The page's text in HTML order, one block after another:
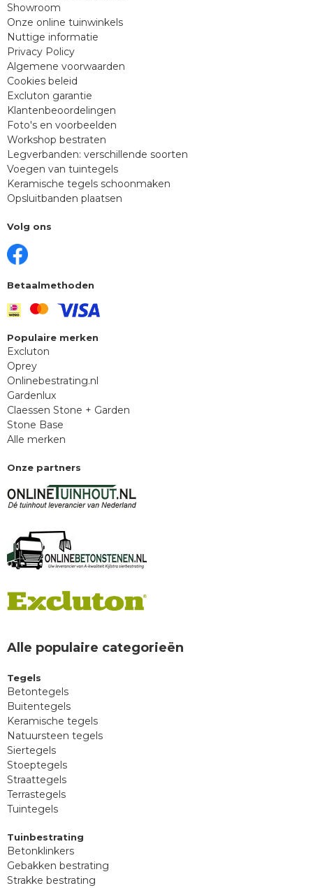
Showroom
Onze online tuinwinkels
Nuttige informatie
Privacy Policy
Algemene voorwaarden
Cookies beleid
Excluton garantie
Klantenbeoordelingen
Foto's en voorbeelden
Workshop bestraten
Legverbanden: verschillende soorten
Voegen van tuintegels
Keramische tegels schoonmaken
Opsluitbanden plaatsen
Volg ons
Betaalmethoden
Populaire merken
Excluton
Oprey
Onlinebestrating.nl
Gardenlux
Claessen Stone + Garden
Stone Base
Alle merken
Onze partners
Alle populaire categorieën
Tegels
Betontegels
Buitentegels
Keramische tegels
Natuursteen tegels
Siertegels
Stoeptegels
Straattegels
Terrastegels
Tuintegels
Tuinbestrating
Betonklinkers
Gebakken bestrating
Strakke bestrating